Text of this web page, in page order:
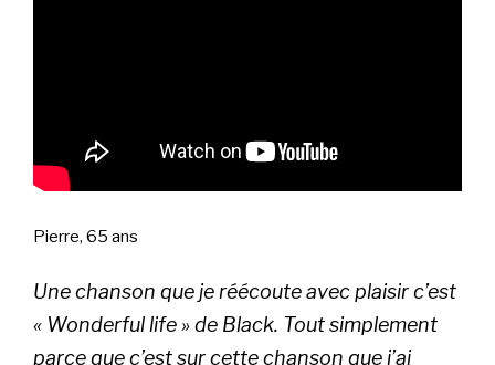
Pierre, 65 ans
Une chanson que je réécoute avec plaisir c’est
« Wonderful life » de Black. Tout simplement
parce que c’est sur cette chanson que j’ai